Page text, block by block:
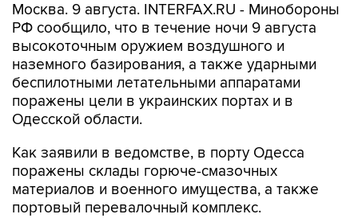
Москва. 9 августа. INTERFAX.RU - Минобороны
РФ сообщило, что в течение ночи 9 августа
высокоточным оружием воздушного и
наземного базирования, а также ударными
беспилотными летательными аппаратами
поражены цели в украинских портах и в
Одесской области.
Как заявили в ведомстве, в порту Одесса
поражены склады горюче-смазочных
материалов и военного имущества, а также
портовый перевалочный комплекс.